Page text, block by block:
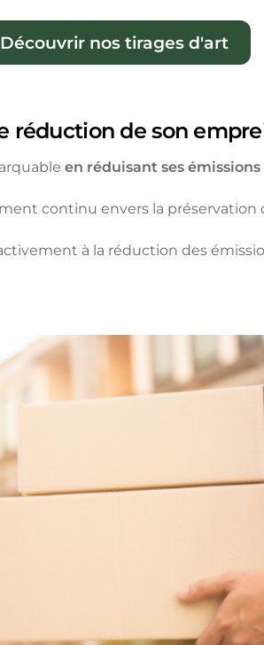
Découvrir nos tirages d'art
réduction de son
en réduisant ses émissions
continu envers la préservation
à la réduction des